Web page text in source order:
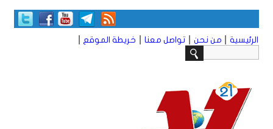
الرئيسية من نحن تواصل معنا خريطة الموقع